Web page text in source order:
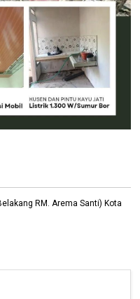
RM. Arema Santi) Kota